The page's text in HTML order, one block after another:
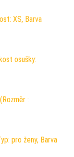
XS, Barva
osušky:
:
pro ženy, Barva